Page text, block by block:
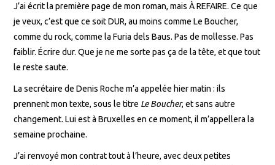
J’ai écrit la première page de mon roman, mais À REFAIRE. Ce que
je veux, c’est que ce soit DUR, au moins comme Le Boucher,
comme du rock, comme la Furia dels Baus. Pas de mollesse. Pas
faiblir. Écrire dur. Que je ne me sorte pas ça de la tête, et que tout
le reste saute.
La secrétaire de Denis Roche m’a appelée hier matin : ils
prennent mon texte, sous le titre Le Boucher, et sans autre
changement. Lui est à Bruxelles en ce moment, il m’appellera la
semaine prochaine.
J’ai renvoyé mon contrat tout à l’heure, avec deux petites